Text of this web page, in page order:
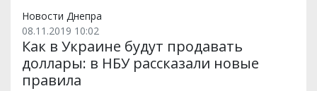
Новости Днепра
08.11.2019 10:02
Как в Украине будут продавать
доллары: в НБУ рассказали новые
правила